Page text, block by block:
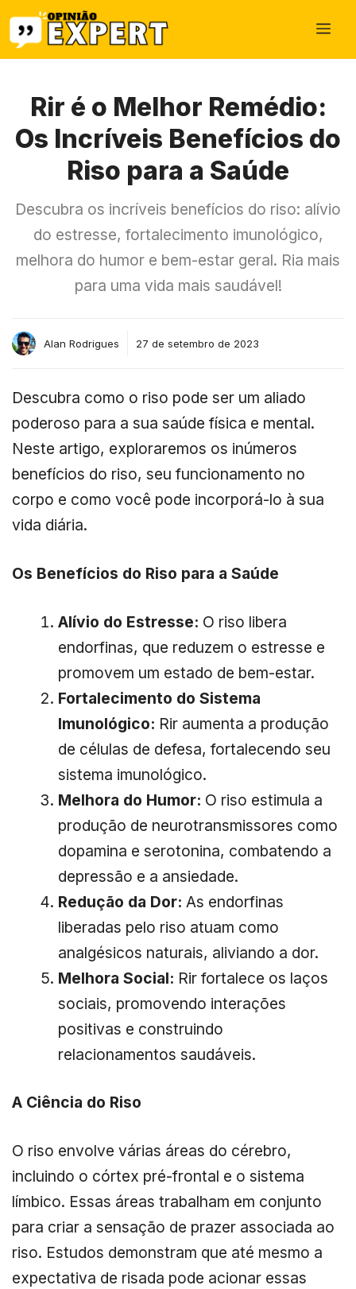
Pular
para
o
Rir é o Melhor Remédio:
Os Incríveis Benefícios do
Riso para a Saúde
Descubra os incríveis benefícios do riso: alívio
do estresse, fortalecimento imunológico,
melhora do humor e bem-estar geral. Ria mais
para uma vida mais saudável!
Alan Rodrigues 27 de setembro de 2023
Descubra como o riso pode ser um aliado
poderoso para a sua saúde física e mental.
Neste artigo, exploraremos os inúmeros
benefícios do riso, seu funcionamento no
corpo e como você pode incorporá-lo à sua
vida diária.
Os Benefícios do Riso para a Saúde
Alívio do Estresse: O riso libera
endorfinas, que reduzem o estresse e
promovem um estado de bem-estar.
Fortalecimento do Sistema
Imunológico: Rir aumenta a produção
de células de defesa, fortalecendo seu
sistema imunológico.
Melhora do Humor: O riso estimula a
produção de neurotransmissores como
dopamina e serotonina, combatendo a
depressão e a ansiedade.
Redução da Dor: As endorfinas
liberadas pelo riso atuam como
analgésicos naturais, aliviando a dor.
Melhora Social: Rir fortalece os laços
sociais, promovendo interações
positivas e construindo
relacionamentos saudáveis.
A Ciência do Riso
O riso envolve várias áreas do cérebro,
incluindo o córtex pré-frontal e o sistema
límbico. Essas áreas trabalham em conjunto
para criar a sensação de prazer associada ao
riso. Estudos demonstram que até mesmo a
expectativa de risada pode acionar essas